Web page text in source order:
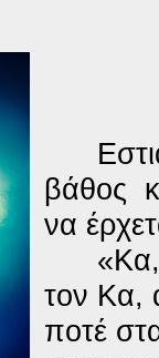
βάθος
να
τον Κα,
ποτέ